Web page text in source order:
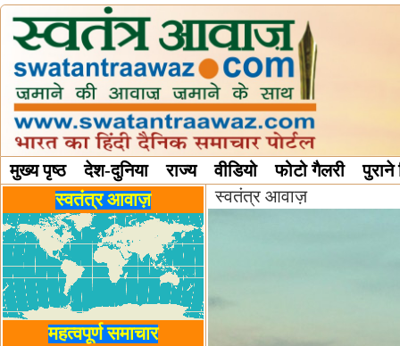
मुख्य पृष्ठ देश-दुनिया राज्य वीडियो फोटो गैलरी
विविध स्तंभस्वतंत्र आवाज़
महत्वपूर्ण समाचार
स्वतंत्र आवाज़